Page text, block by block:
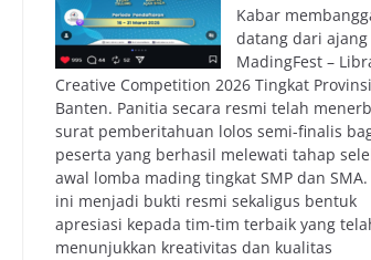
Kabar
datang dari ajang
MadingFest –
Creative Competition 2026 Tingkat Provinsi
Banten. Panitia secara resmi telah
surat pemberitahuan lolos semi-finalis
peserta yang berhasil melewati tahap
awal lomba mading tingkat SMP dan
ini menjadi bukti resmi sekaligus bentuk
apresiasi kepada tim-tim terbaik yang
menunjukkan kreativitas dan kualitas